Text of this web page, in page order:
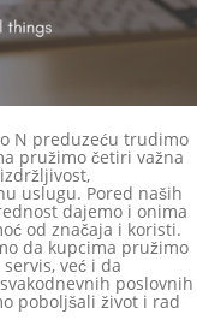
N preduzeću trudimo
pružimo četiri važna
uslugu. Pored naših
dajemo i onima
od značaja i koristi.
da kupcima pružimo
već i da
poslovnih
poboljšali život i rad